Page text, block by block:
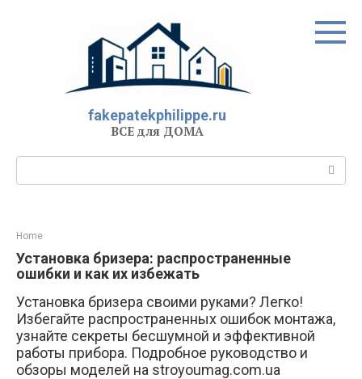
fakepatekphilippe.ru
ВСЕ для ДОМА
Home
Установка бризера: распространенные
ошибки и как их избежать
Установка бризера своими руками? Легко!
Избегайте распространенных ошибок монтажа,
узнайте секреты бесшумной и эффективной
работы прибора. Подробное руководство и
обзоры моделей на stroyoumag.com.ua